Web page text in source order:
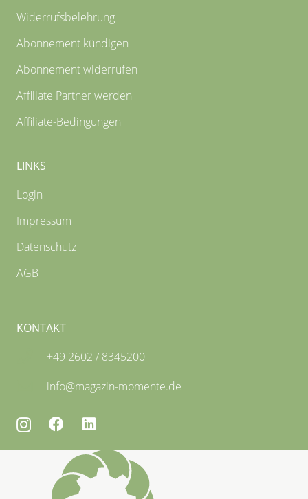
Widerrufsbelehrung
Abonnement kündigen
Abonnement widerrufen
Affiliate Partner werden
Affiliate-Bedingungen
LINKS
Login
Impressum
Datenschutz
AGB
KONTAKT
+49 2602 / 8345200
info@magazin-momente.de